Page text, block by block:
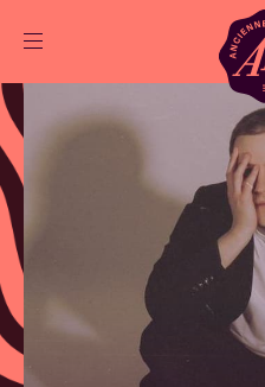
Agenda
Projets
Actualités